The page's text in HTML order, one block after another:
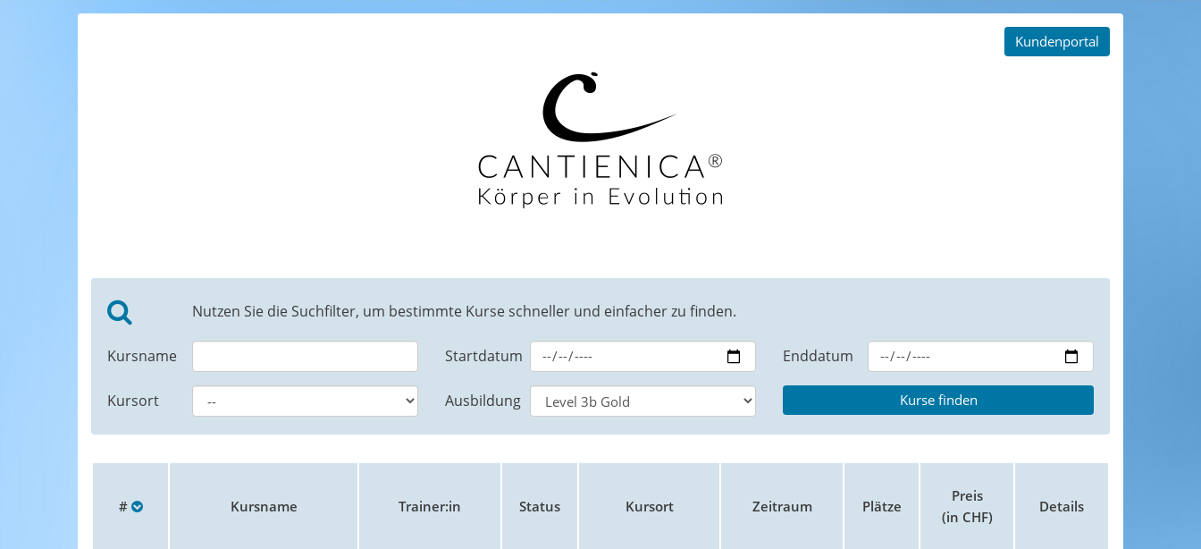
Kundenportal
Nutzen Sie die Suchfilter, um bestimmte Kurse schneller und einfacher zu finden.
Kursname Startdatum Enddatum
Kursort Ausbildung
# Kursname Trainer:in Status Kursort Zeitraum Plätze
Preis
(in CHF)
Details